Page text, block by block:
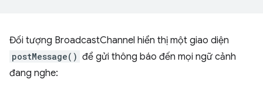
Đối tượng BroadcastChannel hiển thị một giao diện
postMessage() để gửi thông báo đến mọi ngữ cảnh
đang nghe: